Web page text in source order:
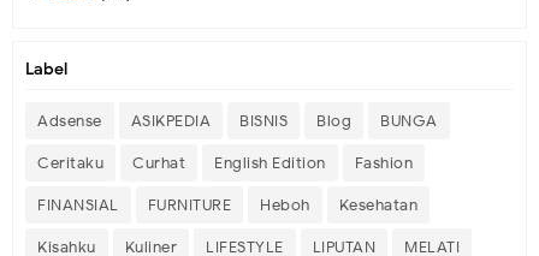
Label
Adsense ASIKPEDIA BISNIS Blog BUNGA
Ceritaku Curhat English Edition Fashion
FINANSIAL FURNITURE Heboh Kesehatan
Kisahku Kuliner LIFESTYLE LIPUTAN MELATI